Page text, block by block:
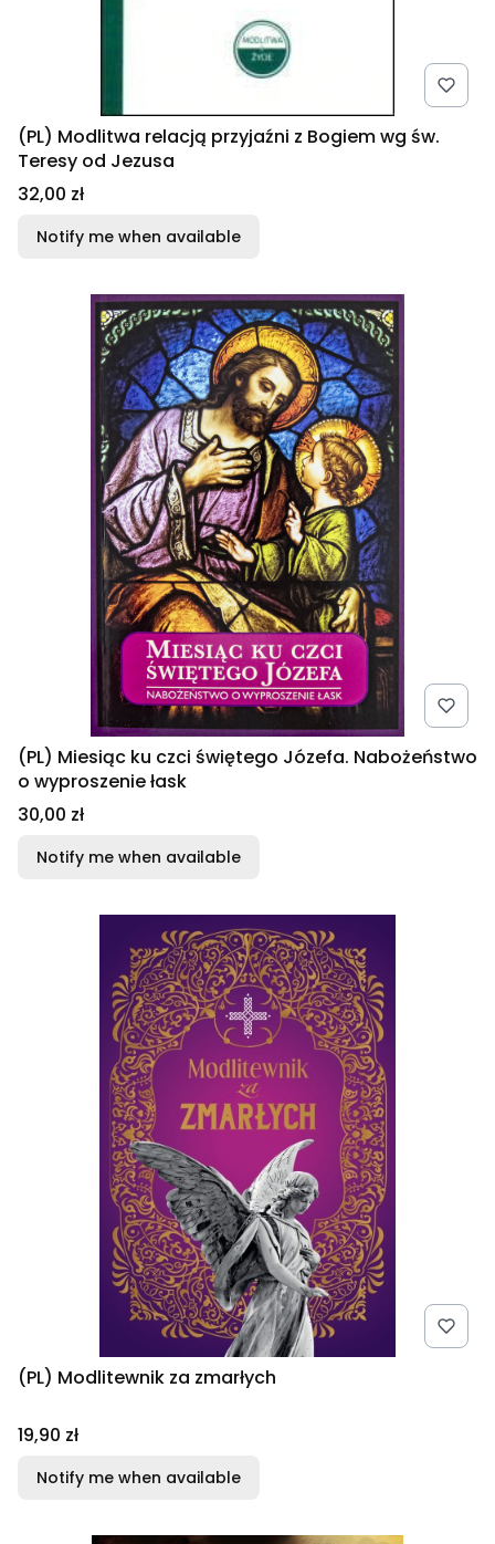
(PL) Modlitwa relacją przyjaźni z Bogiem wg św.
Teresy od Jezusa
Price
32,00 zł
Notify me when available
(PL) Miesiąc ku czci świętego Józefa. Nabożeństwo
o wyproszenie łask
Price
30,00 zł
Notify me when available
(PL) Modlitewnik za zmarłych
Price
19,90 zł
Notify me when available